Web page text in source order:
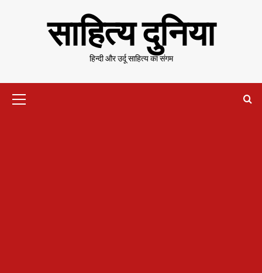
साहित्य दुनिया
हिन्दी और उर्दू साहित्य का संगम
Menu